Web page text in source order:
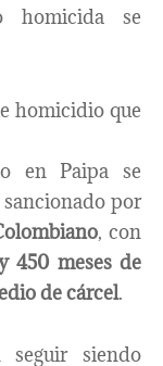
homicida se
homicidio que
en Paipa se
sancionado por
, con
450 meses de
de cárcel.
siendo